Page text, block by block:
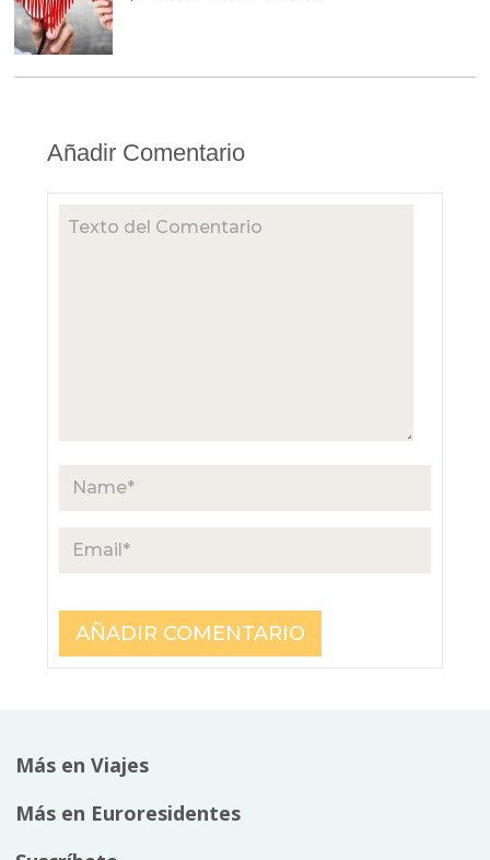
Añadir Comentario
Más en Viajes
Más en Euroresidentes